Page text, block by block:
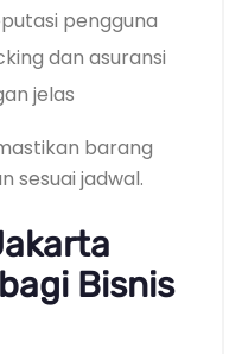
pengguna
dan asuransi
jelas
barang
sesuai jadwal.
Bisnis